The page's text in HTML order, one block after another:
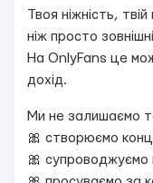
Твоя ніжність,
ніж просто
На OnlyFans це
дохід.
Ми не залишаємо
🎀 створюємо
🎀